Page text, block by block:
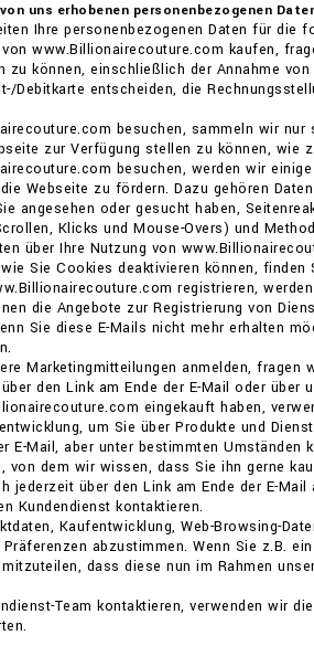
uns erhobenen personenbezogenen
Ihre personenbezogenen Daten für die
www.Billionairecouture.com kaufen,
zu können, einschließlich der Annahme
Debitkarte entscheiden, die
besuchen, sammeln wir
zur Verfügung stellen zu können, wie
besuchen, werden wir
Webseite zu fördern. Dazu gehören
angesehen oder gesucht haben,
Klicks und Mouse-Overs) und
über Ihre Nutzung von
Sie Cookies deaktivieren können, finden
registrieren,
die Angebote zur Registrierung von
Sie diese E-Mails nicht mehr erhalten
Marketingmitteilungen anmelden, fragen
den Link am Ende der E-Mail oder über
eingekauft haben,
um Sie über Produkte und
E-Mail, aber unter bestimmten
von dem wir wissen, dass Sie ihn gerne
jederzeit über den Link am Ende der E-
Kundendienst kontaktieren.
Kaufentwicklung, Web-Browsing-
abzustimmen. Wenn Sie z.B.
dass diese nun im Rahmen
Team kontaktieren, verwenden wir